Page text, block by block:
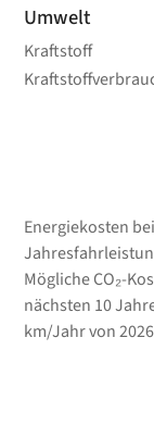
Umwelt
Kraftstoff
Energiekosten
Mögliche CO₂-
nächsten 10
km/Jahr von